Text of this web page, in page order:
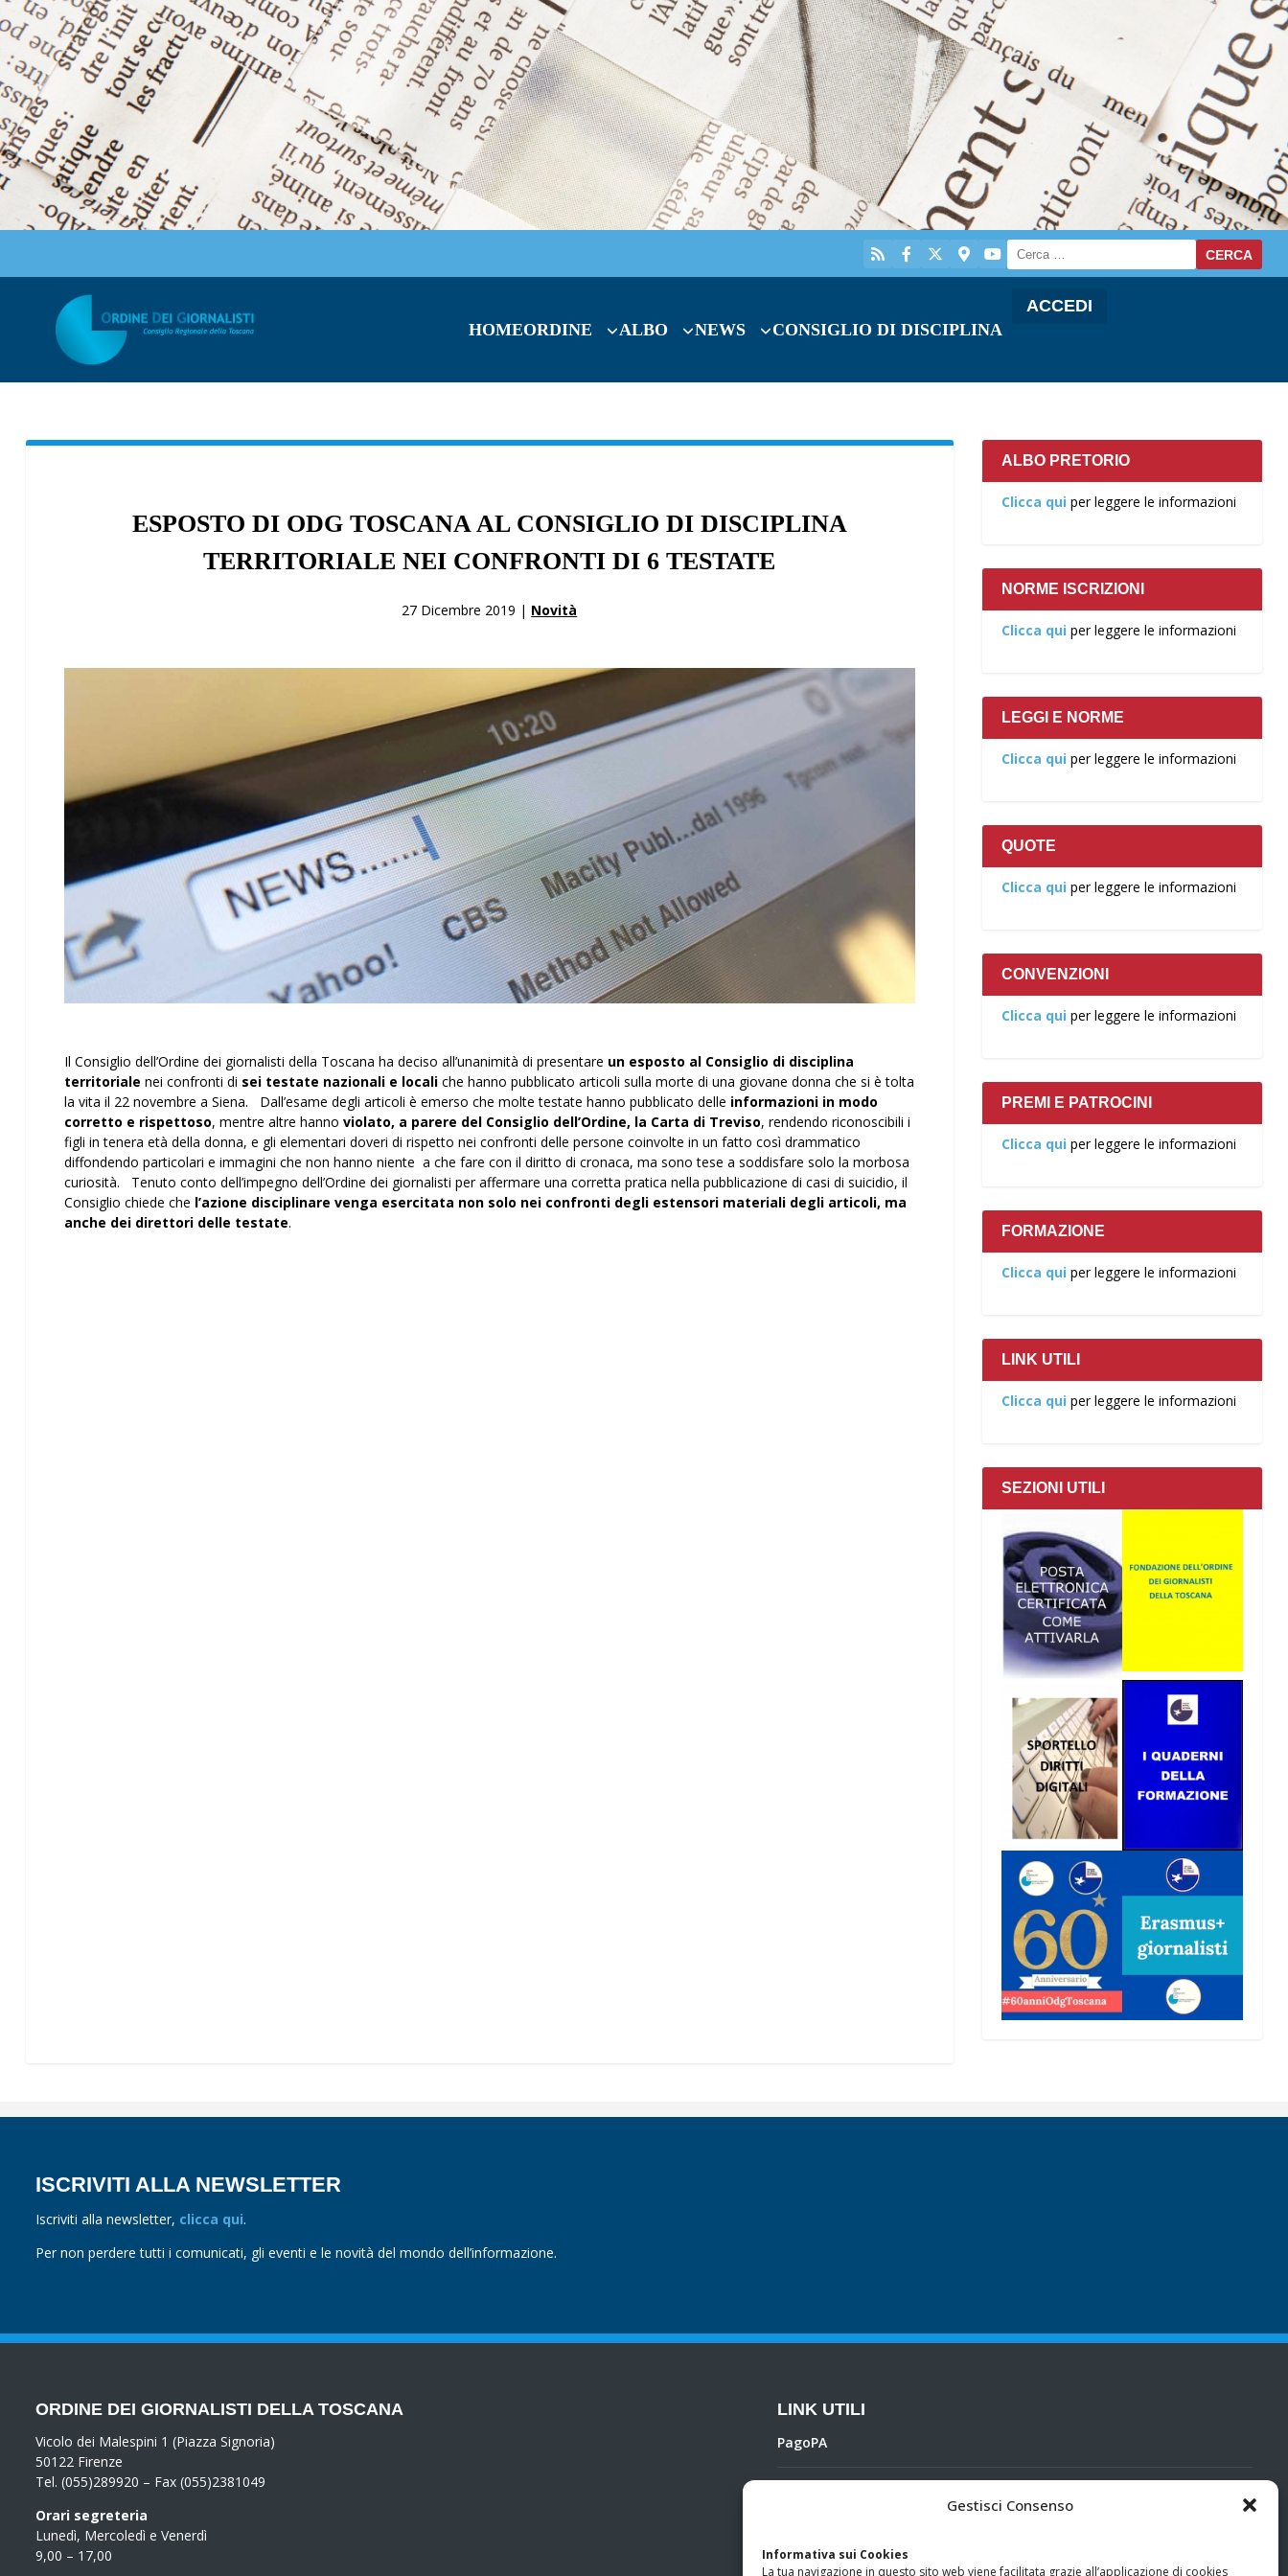
Gestisci Consenso
Informativa sui Cookies
La tua navigazione in questo sito web viene facilitata grazie all’applicazione di cookies
HOMEORDINE ALBO NEWS CONSIGLIO DI DISCIPLINA
ACCEDI
ESPOSTO DI ODG TOSCANA AL CONSIGLIO DI DISCIPLINA
TERRITORIALE NEI CONFRONTI DI 6 TESTATE
27 Dicembre 2019 | Novità
Il Consiglio dell’Ordine dei giornalisti della Toscana ha deciso all’unanimità di presentare un esposto al Consiglio di disciplina
territoriale nei confronti di sei testate nazionali e locali che hanno pubblicato articoli sulla morte di una giovane donna che si è tolta
la vita il 22 novembre a Siena. Dall’esame degli articoli è emerso che molte testate hanno pubblicato delle informazioni in modo
corretto e rispettoso, mentre altre hanno violato, a parere del Consiglio dell’Ordine, la Carta di Treviso, rendendo riconoscibili i
figli in tenera età della donna, e gli elementari doveri di rispetto nei confronti delle persone coinvolte in un fatto così drammatico
diffondendo particolari e immagini che non hanno niente a che fare con il diritto di cronaca, ma sono tese a soddisfare solo la morbosa
curiosità. Tenuto conto dell’impegno dell’Ordine dei giornalisti per affermare una corretta pratica nella pubblicazione di casi di suicidio, il
Consiglio chiede che l’azione disciplinare venga esercitata non solo nei confronti degli estensori materiali degli articoli, ma
anche dei direttori delle testate.
ALBO PRETORIO
Clicca qui per leggere le informazioni
NORME ISCRIZIONI
Clicca qui per leggere le informazioni
LEGGI E NORME
Clicca qui per leggere le informazioni
QUOTE
Clicca qui per leggere le informazioni
CONVENZIONI
Clicca qui per leggere le informazioni
PREMI E PATROCINI
Clicca qui per leggere le informazioni
FORMAZIONE
Clicca qui per leggere le informazioni
LINK UTILI
Clicca qui per leggere le informazioni
SEZIONI UTILI
ISCRIVITI ALLA NEWSLETTER
Iscriviti alla newsletter, clicca qui.
Per non perdere tutti i comunicati, gli eventi e le novità del mondo dell’informazione.
ORDINE DEI GIORNALISTI DELLA TOSCANA
Vicolo dei Malespini 1 (Piazza Signoria)
50122 Firenze
Tel. (055)289920 – Fax (055)2381049
Orari segreteria
Lunedì, Mercoledì e Venerdì
9,00 – 17,00
LINK UTILI
PagoPA